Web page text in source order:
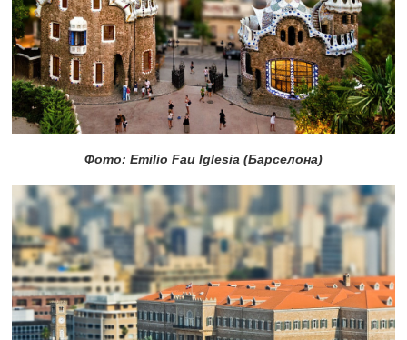
Фото: Emilio Fau Iglesia (Барселона)